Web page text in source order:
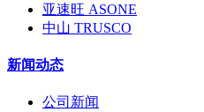
亚速旺 ASONE
中山 TRUSCO
新闻动态
公司新闻